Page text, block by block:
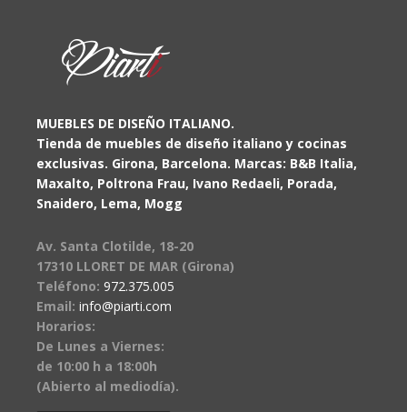
MUEBLES DE DISEÑO ITALIANO.
Tienda de muebles de diseño italiano y cocinas
exclusivas. Girona, Barcelona. Marcas: B&B Italia,
Maxalto, Poltrona Frau, Ivano Redaeli, Porada,
Snaidero, Lema, Mogg
Av. Santa Clotilde, 18-20
17310 LLORET DE MAR (Girona)
Teléfono: 972.375.005
Email: info@piarti.com
Horarios:
De Lunes a Viernes:
de 10:00 h a 18:00h
(Abierto al mediodía).